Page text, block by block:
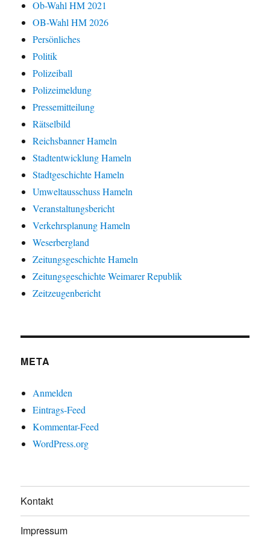
Ob-Wahl HM 2021
OB-Wahl HM 2026
Persönliches
Politik
Polizeiball
Polizeimeldung
Pressemitteilung
Rätselbild
Reichsbanner Hameln
Stadtentwicklung Hameln
Stadtgeschichte Hameln
Umweltausschuss Hameln
Veranstaltungsbericht
Verkehrsplanung Hameln
Weserbergland
Zeitungsgeschichte Hameln
Zeitungsgeschichte Weimarer Republik
Zeitzeugenbericht
META
Anmelden
Eintrags-Feed
Kommentar-Feed
WordPress.org
Kontakt
Impressum